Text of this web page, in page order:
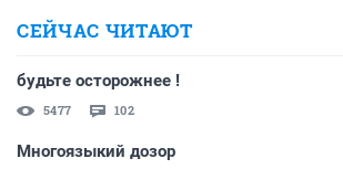
СЕЙЧАС ЧИТАЮТ
будьте осторожнее !
5477 102
Многоязыкий дозор